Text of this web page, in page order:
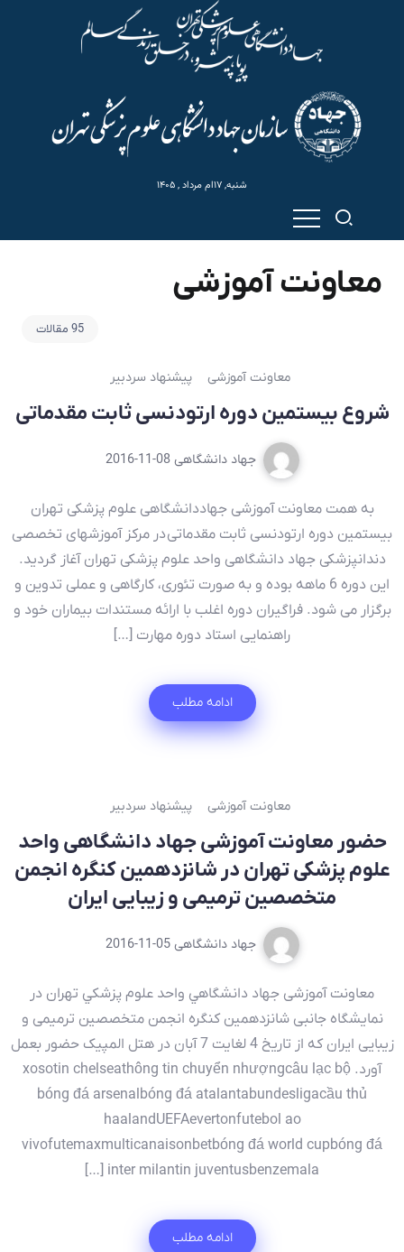
شنبه, ۱۷ام مرداد , ۱۴۰۵
معاونت آموزشی
95 مقالات
معاونت آموزشی پیشنهاد سردبیر
شروع بیستمین دوره ارتودنسی ثابت مقدماتی
جهاد دانشگاهی 2016-11-08
به همت معاونت آموزشی جهاددانشگاهی علوم پزشکی تهران
بیستمین دوره ارتودنسی ثابت مقدماتی در مرکز آموزشهای تخصصی
دندانپزشکی جهاد دانشگاهی واحد علوم پزشکی تهران آغاز گردید.
این دوره 6 ماهه بوده و به صورت تئوری، کارگاهی و عملی تدوین و
برگزار می شود. فراگیران دوره اغلب با ارائه مستندات بیماران خود و
راهنمایی استاد دوره مهارت […]
ادامه مطلب
معاونت آموزشی پیشنهاد سردبیر
حضور معاونت آموزشی جهاد دانشگاهی واحد
علوم پزشکی تهران در شانزدهمین کنگره انجمن
متخصصین ترمیمی و زیبایی ایران
جهاد دانشگاهی 2016-11-05
معاونت آموزشی جهاد دانشگاهي واحد علوم پزشكي تهران در
نمایشگاه جانبی شانزدهمین کنگره انجمن متخصصین ترمیمی و
زیبایی ایران که از تاریخ 4 لغایت 7 آبان در هتل المپیک حضور بعمل
آورد. xosotin chelseathông tin chuyển nhượngcâu lạc bộ
bóng đá arsenalbóng đá atalantabundesligacầu thủ
haalandUEFAevertonfutebol ao
vivofutemaxmulticanaisonbetbóng đá world cupbóng đá
inter milantin juventusbenzemala […]
ادامه مطلب